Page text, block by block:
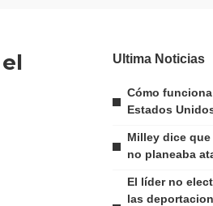
Ultima Noticias
Cómo
Estados
Milley dice
no planeaba
El líder no
las